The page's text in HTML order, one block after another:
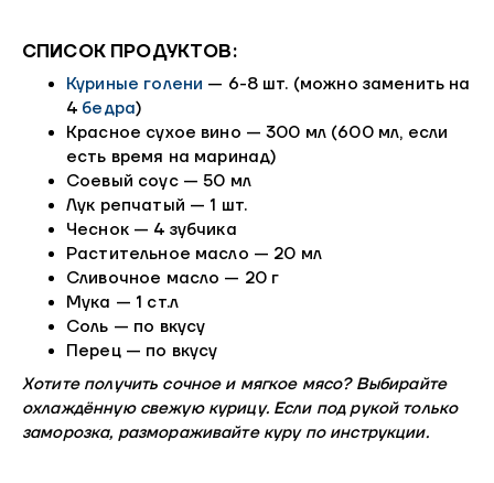
СПИСОК ПРОДУКТОВ:
Куриные голени — 6-8 шт. (можно заменить на
4 бедра)
Красное сухое вино — 300 мл (600 мл, если
есть время на маринад)
Соевый соус — 50 мл
Лук репчатый — 1 шт.
Чеснок — 4 зубчика
Растительное масло — 20 мл
Сливочное масло — 20 г
Мука — 1 ст.л
Соль — по вкусу
Перец — по вкусу
Хотите получить сочное и мягкое мясо? Выбирайте
охлаждённую свежую курицу. Если под рукой только
заморозка, размораживайте куру по инструкции.